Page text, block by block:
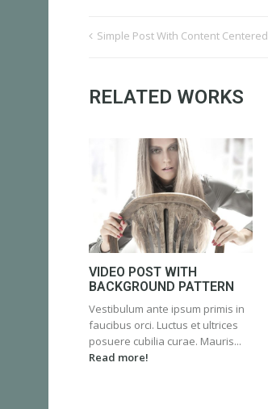
Simple Post With Content Centered
RELATED WORKS
VIDEO POST WITH
BACKGROUND PATTERN
Vestibulum ante ipsum primis in
faucibus orci. Luctus et ultrices
posuere cubilia curae. Mauris...
Read more!